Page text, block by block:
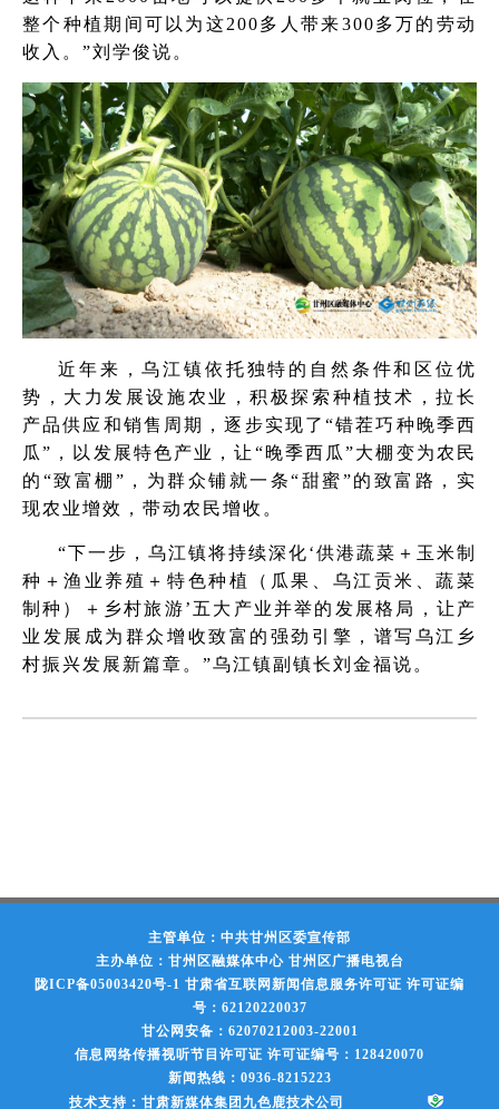
整个种植期间可以为这200多人带来300多万的劳动
收入。”刘学俊说。
近年来，乌江镇依托独特的自然条件和区位优
势，大力发展设施农业，积极探索种植技术，拉长
产品供应和销售周期，逐步实现了“错茬巧种晚季西
瓜”，以发展特色产业，让“晚季西瓜”大棚变为农民
的“致富棚”，为群众铺就一条“甜蜜”的致富路，实
现农业增效，带动农民增收。
“下一步，乌江镇将持续深化‘供港蔬菜＋玉米制
种＋渔业养殖＋特色种植（瓜果、乌江贡米、蔬菜
制种）＋乡村旅游’五大产业并举的发展格局，让产
业发展成为群众增收致富的强劲引擎，谱写乌江乡
村振兴发展新篇章。”乌江镇副镇长刘金福说。
主管单位：中共甘州区委宣传部
主办单位：甘州区融媒体中心 甘州区广播电视台
陇ICP备05003420号-1 甘肃省互联网新闻信息服务许可证 许可证编
号：62120220037
甘公网安备：62070212003-22001
信息网络传播视听节目许可证 许可证编号：128420070
新闻热线：0936-8215223
技术支持：甘肃新媒体集团九色鹿技术公司